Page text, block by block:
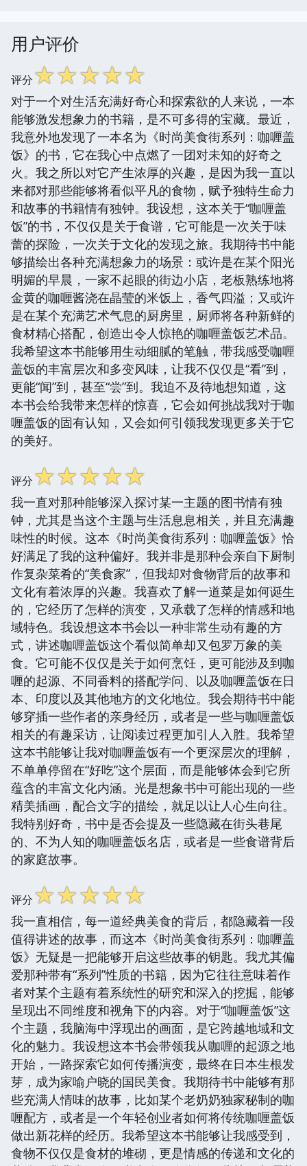
用户评价
评分☆☆☆☆☆
对于一个对生活充满好奇心和探索欲的人来说，一本
能够激发想象力的书籍，是不可多得的宝藏。最近，
我意外地发现了一本名为《时尚美食街系列：咖喱盖
饭》的书，它在我心中点燃了一团对未知的好奇之
火。我之所以对它产生浓厚的兴趣，是因为我一直以
来都对那些能够将看似平凡的食物，赋予独特生命力
和故事的书籍情有独钟。我设想，这本关于“咖喱盖
饭”的书，不仅仅是关于食谱，它可能是一次关于味
蕾的探险，一次关于文化的发现之旅。我期待书中能
够描绘出各种充满想象力的场景：或许是在某个阳光
明媚的早晨，一家不起眼的街边小店，老板熟练地将
金黄的咖喱酱浇在晶莹的米饭上，香气四溢；又或许
是在某个充满艺术气息的厨房里，厨师将各种新鲜的
食材精心搭配，创造出令人惊艳的咖喱盖饭艺术品。
我希望这本书能够用生动细腻的笔触，带我感受咖喱
盖饭的丰富层次和多变风味，让我不仅仅是“看”到，
更能“闻”到，甚至“尝”到。我迫不及待地想知道，这
本书会给我带来怎样的惊喜，它会如何挑战我对于咖
喱盖饭的固有认知，又会如何引领我发现更多关于它
的美好。
评分☆☆☆☆☆
我一直对那种能够深入探讨某一主题的图书情有独
钟，尤其是当这个主题与生活息息相关，并且充满趣
味性的时候。这本《时尚美食街系列：咖喱盖饭》恰
好满足了我的这种偏好。我并非是那种会亲自下厨制
作复杂菜肴的“美食家”，但我却对食物背后的故事和
文化有着浓厚的兴趣。我喜欢了解一道菜是如何诞生
的，它经历了怎样的演变，又承载了怎样的情感和地
域特色。我设想这本书会以一种非常生动有趣的方
式，讲述咖喱盖饭这个看似简单却又包罗万象的美
食。它可能不仅仅是关于如何烹饪，更可能涉及到咖
喱的起源、不同香料的搭配学问、以及咖喱盖饭在日
本、印度以及其他地方的文化地位。我会期待书中能
够穿插一些作者的亲身经历，或者是一些与咖喱盖饭
相关的有趣采访，让阅读过程更加引人入胜。我希望
这本书能够让我对咖喱盖饭有一个更深层次的理解，
不单单停留在“好吃”这个层面，而是能够体会到它所
蕴含的丰富文化内涵。光是想象书中可能出现的一些
精美插画，配合文字的描绘，就足以让人心生向往。
我特别好奇，书中是否会提及一些隐藏在街头巷尾
的、不为人知的咖喱盖饭名店，或者是一些食谱背后
的家庭故事。
评分☆☆☆☆☆
我一直相信，每一道经典美食的背后，都隐藏着一段
值得讲述的故事，而这本《时尚美食街系列：咖喱盖
饭》无疑是一把能够开启这些故事的钥匙。我尤其偏
爱那种带有“系列”性质的书籍，因为它往往意味着作
者对某个主题有着系统性的研究和深入的挖掘，能够
呈现出不同维度和视角下的内容。对于“咖喱盖饭”这
个主题，我脑海中浮现出的画面，是它跨越地域和文
化的魅力。我设想这本书会带领我从咖喱的起源之地
开始，一路探索它如何传播演变，最终在日本生根发
芽，成为家喻户晓的国民美食。我期待书中能够有那
些充满人情味的故事，比如某个老奶奶独家秘制的咖
喱配方，或者是一个年轻创业者如何将传统咖喱盖饭
做出新花样的经历。我希望这本书能够让我感受到，
食物不仅仅是食材的堆砌，更是情感的传递和文化的